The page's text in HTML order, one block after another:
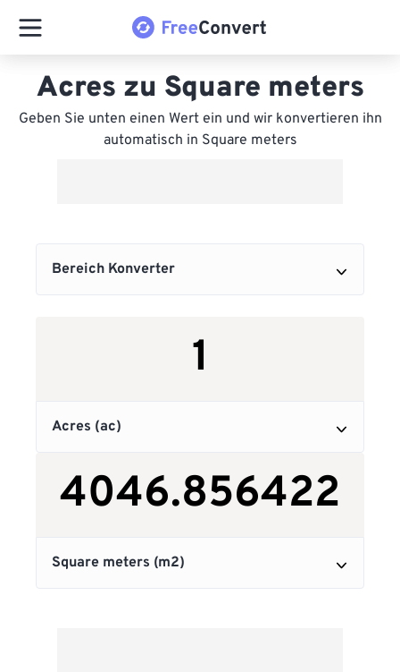
Acres zu Square meters
Geben Sie unten einen Wert ein und wir konvertieren ihn
automatisch in Square meters